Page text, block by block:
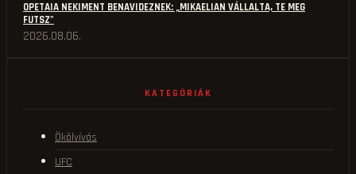
OPETAIA NEKIMENT BENAVIDEZNEK: „MIKAELIAN VÁLLALTA, TE MEG
FUTSZ"
2026.08.06.
KATEGÓRIÁK
Ökölvívás
UFC